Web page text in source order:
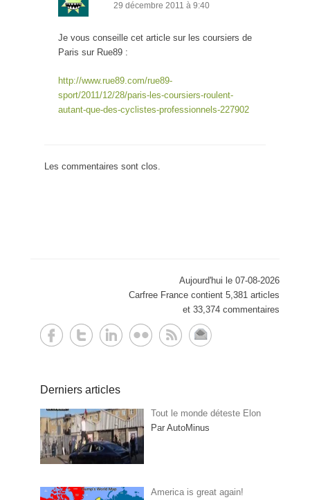
29 décembre 2011 à 9:40
Je vous conseille cet article sur les coursiers de
Paris sur Rue89 :
http://www.rue89.com/rue89-
sport/2011/12/28/paris-les-coursiers-roulent-
autant-que-des-cyclistes-professionnels-227902
Les commentaires sont clos.
Aujourd'hui le 07-08-2026
Carfree France contient 5,381 articles
et 33,374 commentaires
Derniers articles
Tout le monde déteste Elon
Par AutoMinus
America is great again!